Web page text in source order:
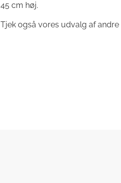
45 cm høj.
Tjek også vores udvalg af